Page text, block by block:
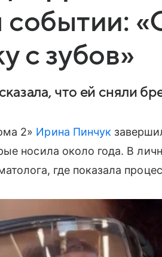
с зубов»
что ей сняли
2» Ирина Пинчук
носила около года. В
где показала